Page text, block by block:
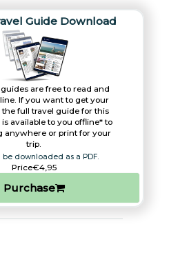
Guide Download
are free to read and
If you want to get your
the full travel guide for this
available to you offline* to
anywhere or print for your
trip.​
be downloaded as a PDF.
Price€4,95
Purchase